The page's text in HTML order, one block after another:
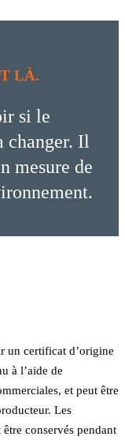
LÀ.
si le
changer. Il
mesure de
un certificat d’origine
à l’aide de
et peut être
Les
conservés pendant